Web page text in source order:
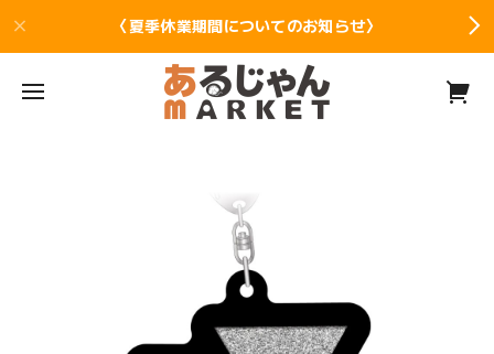
〈夏季休業期間についてのお知らせ〉